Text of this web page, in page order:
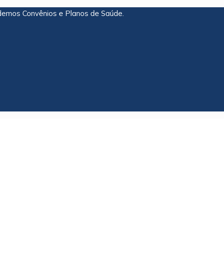
Convênios e Planos de Saúde.